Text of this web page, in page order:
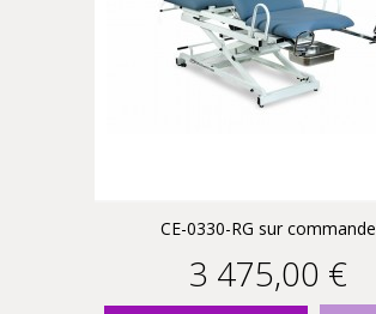
CE-0330-RG sur commande
3 475,00 €